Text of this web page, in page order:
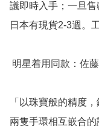
議即時入手；一旦
日本有現貨2-3週。
「以珠寶般的精度
兩隻手環相互嵌合的